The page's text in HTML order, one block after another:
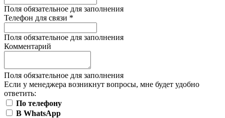
Поля обязательное для заполнения
Телефон для связи *
Поля обязательное для заполнения
Комментарий
Поля обязательное для заполнения
Если у менеджера возникнут вопросы, мне будет удобно
ответить:
По телефону
В WhatsApp